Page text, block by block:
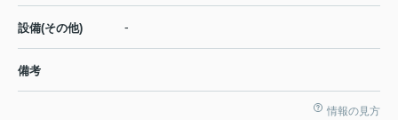
設備(その他) -
備考
情報の見方